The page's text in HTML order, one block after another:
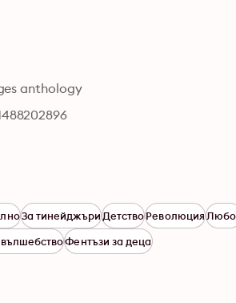
anthology
За тинейджъриДетствоРеволюция
Фентъзи за деца